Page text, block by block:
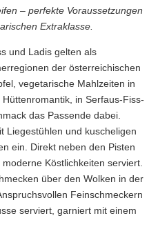
– perfekte Voraussetzungen
Extraklasse.
und Ladis gelten als
der österreichischen
vegetarische Mahlzeiten in
in Serfaus-Fiss-
das Passende dabei.
Liegestühlen und kuscheligen
ein. Direkt neben den Pisten
Köstlichkeiten serviert.
über den Wolken in der
Feinschmeckern
serviert, garniert mit einem